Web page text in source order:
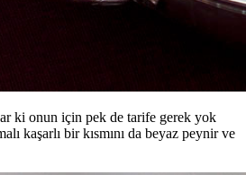
ki onun için pek de tarife gerek yok
kaşarlı bir kısmını da beyaz peynir ve